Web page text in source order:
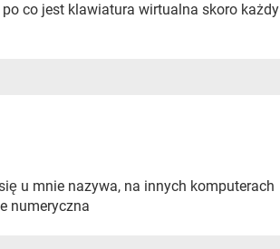
po co jest klawiatura wirtualna skoro każdy
u mnie nazywa, na innych komputerach
numeryczna